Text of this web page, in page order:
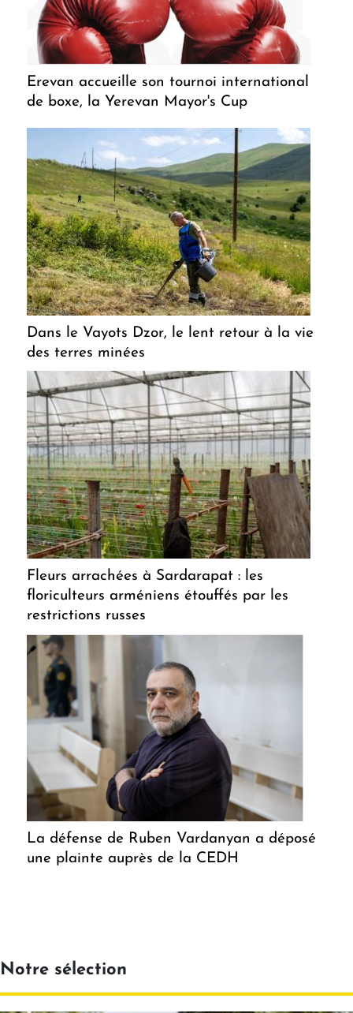
Erevan accueille son tournoi international
de boxe, la Yerevan Mayor's Cup
Dans le Vayots Dzor, le lent retour à la vie
des terres minées
Fleurs arrachées à Sardarapat : les
floriculteurs arméniens étouffés par les
restrictions russes
La défense de Ruben Vardanyan a déposé
une plainte auprès de la CEDH
Notre sélection